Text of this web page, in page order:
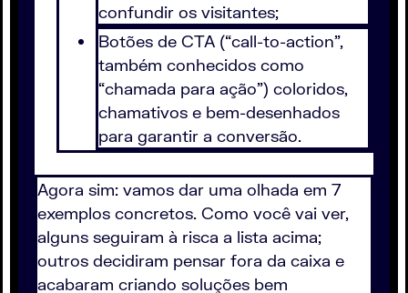
confundir os visitantes;
Botões de CTA (“call-to-action”,
também conhecidos como
“chamada para ação”) coloridos,
chamativos e bem-desenhados
para garantir a conversão.
Agora sim: vamos dar uma olhada em 7
exemplos concretos. Como você vai ver,
alguns seguiram à risca a lista acima;
outros decidiram pensar fora da caixa e
acabaram criando soluções bem